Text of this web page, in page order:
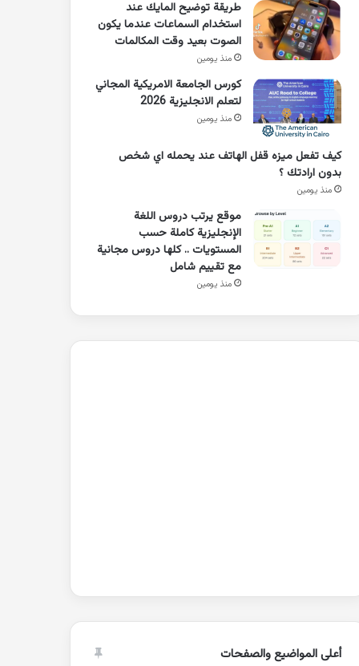
طريقة توضيح المايك عند
استخدام السماعات عندما يكون
الصوت بعيد وقت المكالمات
منذ يومين
كورس الجامعة الامريكية المجاني
لتعلم الانجليزية 2026
منذ يومين
كيف تفعل ميزه قفل الهاتف عند يحمله اي شخص
بدون ارادتك ؟
منذ يومين
موقع يرتب دروس اللغة
الإنجليزية كاملة حسب
المستويات .. كلها دروس مجانية
مع تقييم شامل
منذ يومين
أعلى المواضيع والصفحات